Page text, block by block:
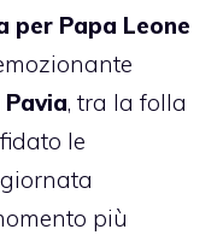
per Papa Leone
Pavia, tra la folla
le
più